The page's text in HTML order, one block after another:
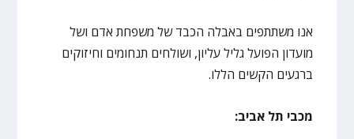
אנו משתתפים באבלה הכבד של משפחת אדם ושל
מועדון הפועל גליל עליון, ושולחים תנחומים וחיזוקים
ברגעים הקשים הללו.
מכבי תל אביב: